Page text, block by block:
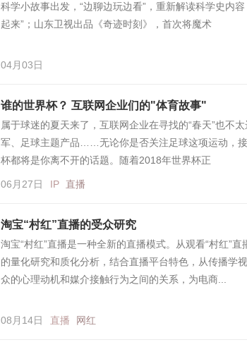
科学小故事出发，“边聊边玩边看”，重新解读科学史内
起来”；山东卫视出品《奇迹时刻》，首次将魔术
04月03日
谁的世界杯？ 互联网企业们的"体育故事"
属于球迷的夏天来了，互联网企业在寻找的“春天”也不
军、足球主题产品……无论你是否关注足球这项运动，
杯都将是你离不开的话题。随着2018年世界杯正
06月27日 IP 直播
淘宝“村红”直播的受众研究
淘宝“村红”直播是一种全新的直播模式。从观看“村红”
的量化研究和质化分析，结合直播平台特色，从传播学
众的心理动机和媒介接触行为之间的关系，为电商...
08月14日 直播 网红